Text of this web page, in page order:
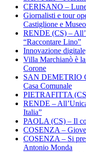
CERISANO –
Giornalisti e tour
Castiglione e
RENDE (CS) –
“Raccontare Lino”
Innovazione
Villa Marchianò è
Corone
SAN DEMETRIO
Casa Comunale
PIETRAFITTA
RENDE –
Italia”
PAOLA (CS) – Il
COSENZA –
COSENZA – Si
Antonio Monda